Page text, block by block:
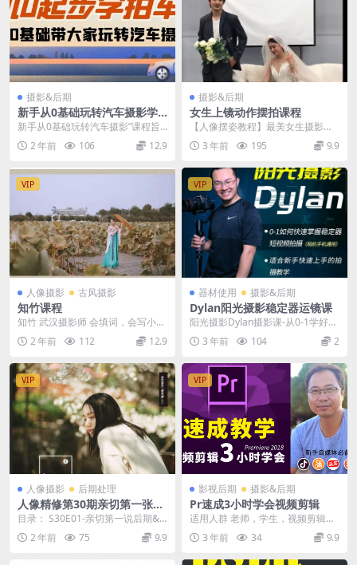
摄影&后期
新手从0基础玩转汽车摄影学
习教程
新手从0基础玩转汽车摄影”课程旨
在帮助零基础学员学习汽车摄影技
巧。学...
2 年前 106 12.9
摄影&后期
女生上镜动作摆拍课程
【人像摆姿教程】最美女生摄影摆
姿势服装搭配人像摄影摆势美姿技
巧教学教你摆动作
3 年前 195 9.9
VIP
人像摄影 古风摄影
知竹课程
知竹 武汉摄影师 会填词，会写小
说，爱古典文学 ……
2 年前 112 12.9
VIP
器材使用 摄影&后期
Dylan阳光摄影稳定器运镜课
阳光摄影Dylan摄影课-从0-1学好稳
定器 课程目录 1–课程介绍...
3 年前 104 2
VIP
人像摄影 后期处理
人像精修第30期亲切第一张蕾
KINDNESS人像精修第30期完
整版
目录： S30E01-亲切第一说后期&
肖像结构 S30E01-亲切第一说...
2 年前 75 9.9
VIP
影视后期 摄影&后期
Pr速成3小时学会视频剪辑
适用人群 老师，学生，视频剪辑爱
好者，自媒体人等。 课程概述 这套
Pr速成教学课...
3 年前 34 9.9